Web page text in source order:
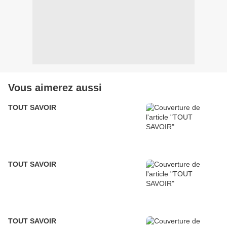
Vous aimerez aussi
TOUT SAVOIR
TOUT SAVOIR
TOUT SAVOIR